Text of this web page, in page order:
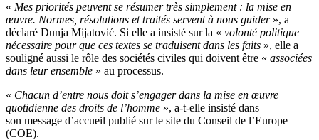
« Mes priorités peuvent se résumer très simplement : la mise en
œuvre. Normes, résolutions et traités servent à nous guider », a
déclaré Dunja Mijatović. Si elle a insisté sur la « volonté politique
nécessaire pour que ces textes se traduisent dans les faits », elle a
souligné aussi le rôle des sociétés civiles qui doivent être « associées
dans leur ensemble » au processus.
« Chacun d’entre nous doit s’engager dans la mise en œuvre
quotidienne des droits de l’homme », a-t-elle insisté dans
son message d’accueil publié sur le site du Conseil de l’Europe
(COE).